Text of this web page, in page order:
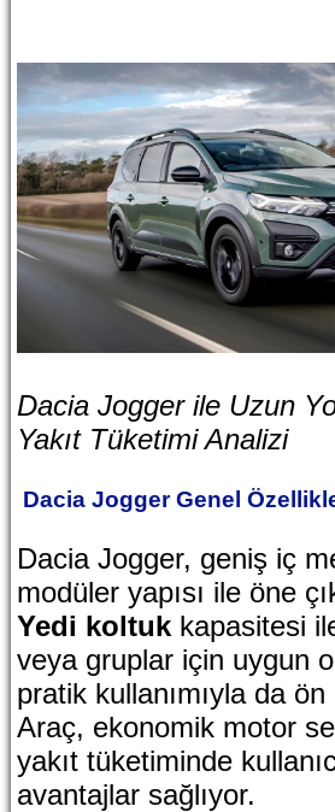
Dacia Jogger ile Uzun
Yakıt Tüketimi Analizi
Dacia Jogger Genel
Dacia Jogger, geniş iç
modüler yapısı ile öne
Yedi koltukkapasitesi
veya gruplar için uygun
pratik kullanımıyla da ön
Araç, ekonomik motor
yakıt tüketiminde
avantajlar sağlıyor.